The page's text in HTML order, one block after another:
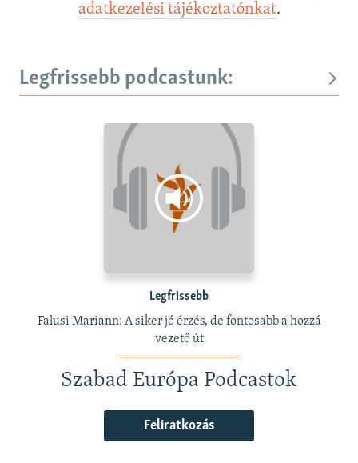
adatkezelési tájékoztatónkat.
Legfrissebb podcastunk:
Legfrissebb
Falusi Mariann: A siker jó érzés, de fontosabb a hozzá
vezető út
Szabad Európa Podcastok
Feliratkozás